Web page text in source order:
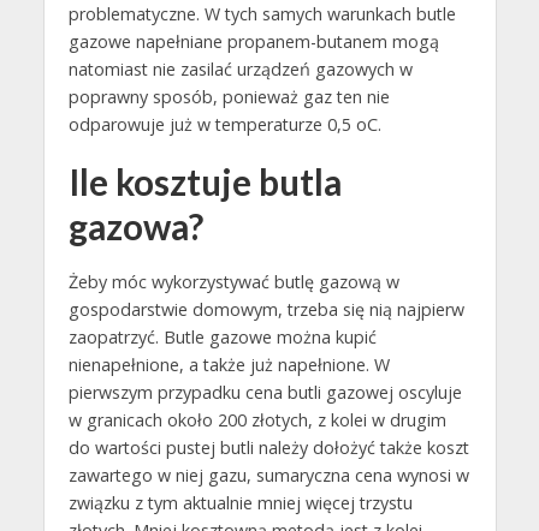
problematyczne. W tych samych warunkach butle
gazowe napełniane propanem-butanem mogą
natomiast nie zasilać urządzeń gazowych w
poprawny sposób, ponieważ gaz ten nie
odparowuje już w temperaturze 0,5 oC.
Ile kosztuje butla
gazowa?
Żeby móc wykorzystywać butlę gazową w
gospodarstwie domowym, trzeba się nią najpierw
zaopatrzyć. Butle gazowe można kupić
nienapełnione, a także już napełnione. W
pierwszym przypadku cena butli gazowej oscyluje
w granicach około 200 złotych, z kolei w drugim
do wartości pustej butli należy dołożyć także koszt
zawartego w niej gazu, sumaryczna cena wynosi w
związku z tym aktualnie mniej więcej trzystu